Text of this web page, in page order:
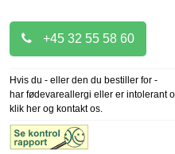
+45 32 55 58 60
Hvis du - eller den du bestiller for -
har fødevareallergi eller er intolerant
klik her og kontakt os.